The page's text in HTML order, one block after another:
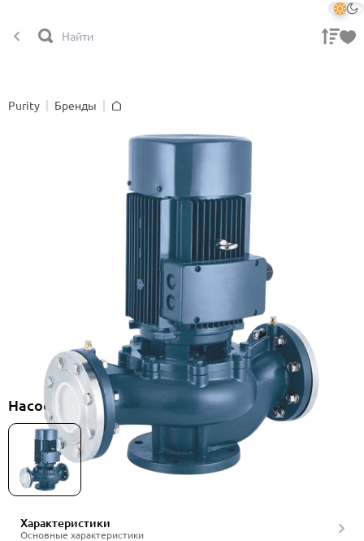
Purity
Бренды
Насосное оборудование Purity серия PT
Характеристики
Основные характеристики